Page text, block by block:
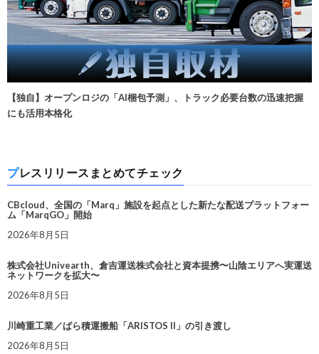
【独自】オープンロジの「AI梱包予測」、トラック必要台数の迅速把握
にも活用本格化
プレスリリースまとめてチェック
CBcloud、全国の「Marq」施設を起点とした新たな配送プラットフォー
ム「MarqGO」開始
2026年8月5日
株式会社Univearth、倉吉運送株式会社と資本提携〜山陰エリアへ実運送
ネットワークを拡大〜
2026年8月5日
川崎重工業／ばら積運搬船「ARISTOS II」の引き渡し
2026年8月5日